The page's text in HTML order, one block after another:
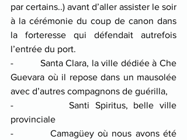
par certains..) avant d’aller assister le soir
à la cérémonie du coup de canon dans
la forteresse qui défendait autrefois
l’entrée du port.
-          Santa Clara, la ville dédiée à Che
Guevara où il repose dans un mausolée
avec d’autres compagnons de guérilla,
-          Santi Spiritus, belle ville
provinciale
-          Camagüey où nous avons été